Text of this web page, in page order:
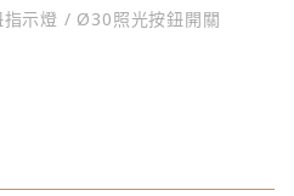
示燈 / Ø30照光按鈕開關